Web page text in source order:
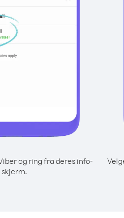
og ring fra deres info-
skjerm.